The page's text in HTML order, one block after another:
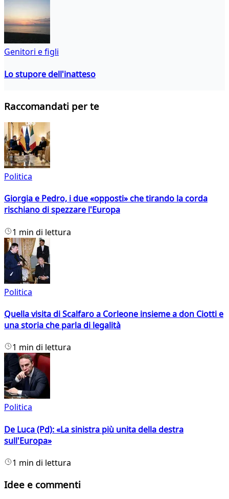
Genitori e figli
Lo stupore dell'inatteso
Raccomandati per te
Politica
Giorgia e Pedro, i due «opposti» che tirando la corda
rischiano di spezzare l'Europa
1 min di lettura
Politica
Quella visita di Scalfaro a Corleone insieme a don Ciotti e
una storia che parla di legalità
1 min di lettura
Politica
De Luca (Pd): «La sinistra più unita della destra
sull'Europa»
1 min di lettura
Idee e commenti